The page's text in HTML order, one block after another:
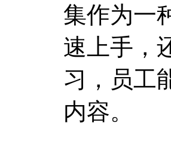
集作为一
速上手，
习，员工
内容。